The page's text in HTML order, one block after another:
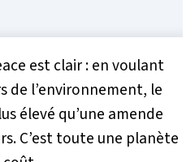
est clair : en voulant
de l’environnement, le
élevé qu’une amende
C’est toute une planète